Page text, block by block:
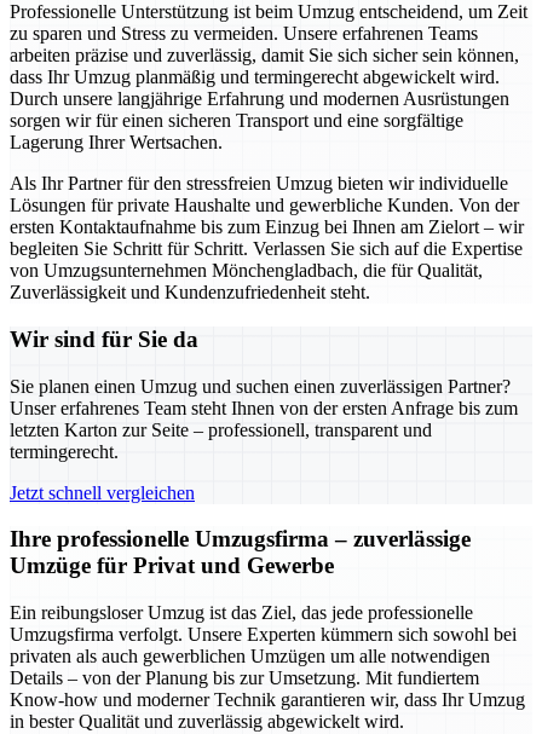
Professionelle Unterstützung ist beim Umzug entscheidend, um Zeit
zu sparen und Stress zu vermeiden. Unsere erfahrenen Teams
arbeiten präzise und zuverlässig, damit Sie sich sicher sein können,
dass Ihr Umzug planmäßig und termingerecht abgewickelt wird.
Durch unsere langjährige Erfahrung und modernen Ausrüstungen
sorgen wir für einen sicheren Transport und eine sorgfältige
Lagerung Ihrer Wertsachen.
Als Ihr Partner für den stressfreien Umzug bieten wir individuelle
Lösungen für private Haushalte und gewerbliche Kunden. Von der
ersten Kontaktaufnahme bis zum Einzug bei Ihnen am Zielort – wir
begleiten Sie Schritt für Schritt. Verlassen Sie sich auf die Expertise
von Umzugsunternehmen Mönchengladbach, die für Qualität,
Zuverlässigkeit und Kundenzufriedenheit steht.
Wir sind für Sie da
Sie planen einen Umzug und suchen einen zuverlässigen Partner?
Unser erfahrenes Team steht Ihnen von der ersten Anfrage bis zum
letzten Karton zur Seite – professionell, transparent und
termingerecht.
Jetzt schnell vergleichen
Ihre professionelle Umzugsfirma – zuverlässige
Umzüge für Privat und Gewerbe
Ein reibungsloser Umzug ist das Ziel, das jede professionelle
Umzugsfirma verfolgt. Unsere Experten kümmern sich sowohl bei
privaten als auch gewerblichen Umzügen um alle notwendigen
Details – von der Planung bis zur Umsetzung. Mit fundiertem
Know-how und moderner Technik garantieren wir, dass Ihr Umzug
in bester Qualität und zuverlässig abgewickelt wird.